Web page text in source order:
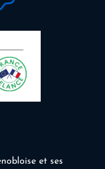
et ses